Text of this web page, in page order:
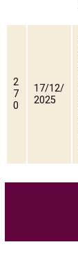
2
7
0
17/12/
2025